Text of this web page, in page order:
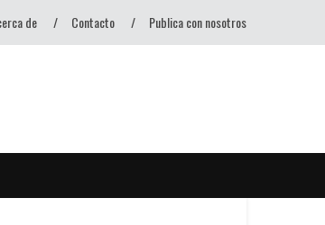
de Contacto Publica con nosotros